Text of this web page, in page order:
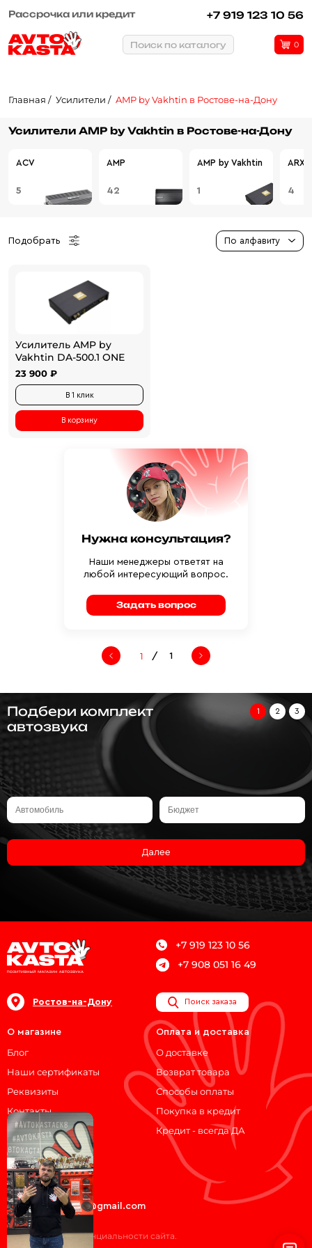
Рассрочка или кредит +7 919 123 10 56
Поиск по каталогу 0
Главная Усилители AMP by Vakhtin в Ростове-на-Дону
Усилители AMP by Vakhtin в Ростове-на-Дону
ACV
5
AMP
42
AMP by Vakhtin
1 4
Подобрать По алфавиту
Усилитель AMP by
Vakhtin DA-500.1 ONE
23 900 ₽
В 1 клик
В корзину
Нужна консультация?
Наши менеджеры ответят на
любой интересующий вопрос.
Задать вопрос
/ 1
Подбери комплект
автозвука
1 2 3
Далее
+7 919 123 10 56
+7 908 051 16 49
Ростов-на-Дону Поиск заказа
О магазине
Блог
Наши сертификаты
Реквизиты
Контакты
Оплата и доставка
О доставке
Возврат товара
Способы оплаты
Покупка в кредит
Кредит - всегда ДА
Мы на связи!
ВКонтакте
Telegram
avtokasta74@gmail.com
Политика конфиденциальности сайта.